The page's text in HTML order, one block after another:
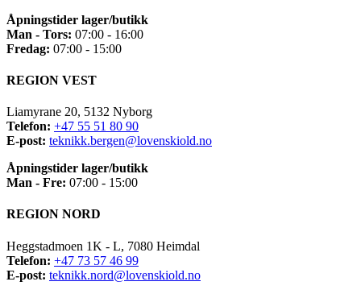
Åpningstider lager/butikk
Man - Tors: 07:00 - 16:00
Fredag: 07:00 - 15:00
REGION VEST
Liamyrane 20, 5132 Nyborg
Telefon: +47 55 51 80 90
E-post: teknikk.bergen@lovenskiold.no
Åpningstider lager/butikk
Man - Fre: 07:00 - 15:00
REGION NORD
Heggstadmoen 1K - L, 7080 Heimdal
Telefon: +47 73 57 46 99
E-post: teknikk.nord@lovenskiold.no